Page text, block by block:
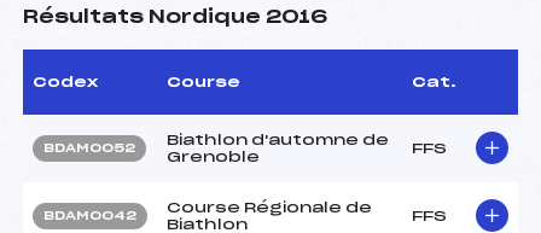
Résultats Nordique 2016
Codex Course Cat.
BDAM0052
Biathlon d'automne de
Grenoble
FFS
BDAM0042
Course Régionale de
Biathlon
FFS